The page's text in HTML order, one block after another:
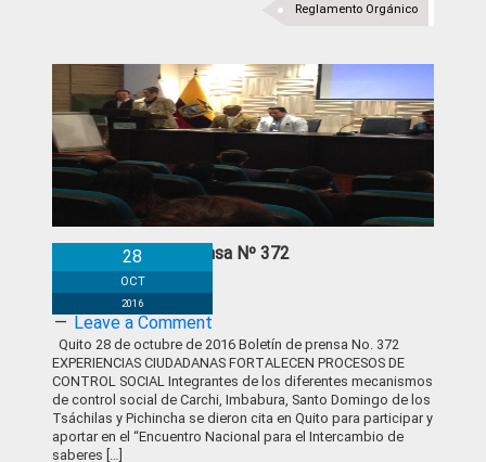
Reglamento Orgánico
Boletín de Prensa Nº 372
28
OCT
2016
Leave a Comment
Quito 28 de octubre de 2016 Boletín de prensa No. 372
EXPERIENCIAS CIUDADANAS FORTALECEN PROCESOS DE
CONTROL SOCIAL Integrantes de los diferentes mecanismos
de control social de Carchi, Imbabura, Santo Domingo de los
Tsáchilas y Pichincha se dieron cita en Quito para participar y
aportar en el “Encuentro Nacional para el Intercambio de
saberes […]